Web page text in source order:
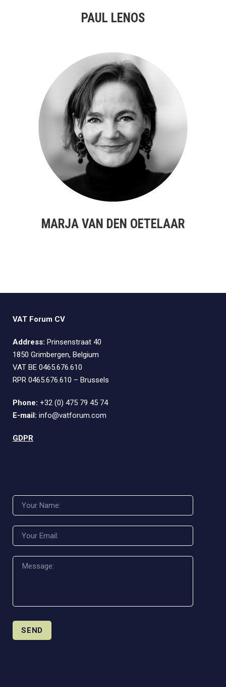
PAUL LENOS
MARJA VAN DEN OETELAAR
VAT Forum CV
Address: Prinsenstraat 40
1850 Grimbergen, Belgium
VAT BE 0465.676.610
RPR 0465.676.610 – Brussels
Phone: +32 (0) 475 79 45 74
E-mail: info@vatforum.com
GDPR